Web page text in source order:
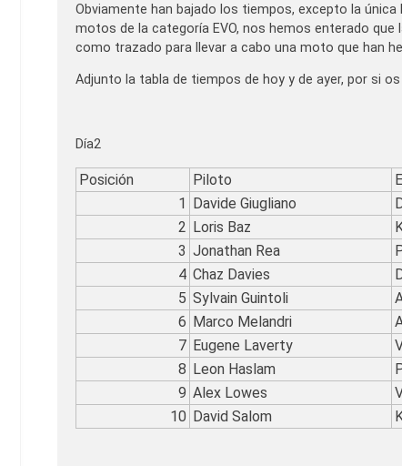
Obviamente han bajado los tiempos, excepto la única
motos de la categoría EVO, nos hemos enterado que
como trazado para llevar a cabo una moto que han
Adjunto la tabla de tiempos de hoy y de ayer, por si os
Día2
Posición Piloto
1 Davide Giugliano
2 Loris Baz
3 Jonathan Rea
4 Chaz Davies
5 Sylvain Guintoli
6 Marco Melandri
7 Eugene Laverty
8 Leon Haslam
9 Alex Lowes
10 David Salom